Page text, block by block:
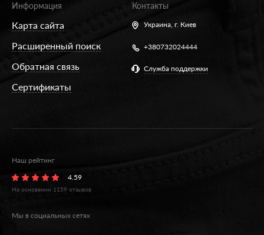
Информация
Карта сайта
Расширенный поиск
Обратная связь
Сертификаты
Контакты
Украина, г. Киев
+380732024444
Служба поддержки
Наш рейтинг
4.59
На основании 1159 отзывов
Мы в социальных сетях